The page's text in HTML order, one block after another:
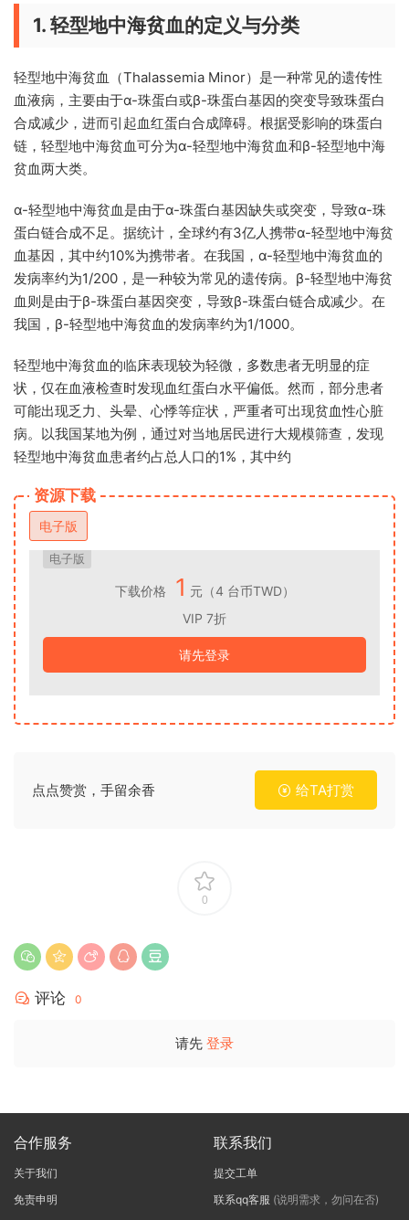
1. 轻型地中海贫血的定义与分类
轻型地中海贫血（Thalassemia Minor）是一种常见的遗传性
血液病，主要由于α-珠蛋白或β-珠蛋白基因的突变导致珠蛋白
合成减少，进而引起血红蛋白合成障碍。根据受影响的珠蛋白
链，轻型地中海贫血可分为α-轻型地中海贫血和β-轻型地中海
贫血两大类。
α-轻型地中海贫血是由于α-珠蛋白基因缺失或突变，导致α-珠
蛋白链合成不足。据统计，全球约有3亿人携带α-轻型地中海贫
血基因，其中约10%为携带者。在我国，α-轻型地中海贫血的
发病率约为1/200，是一种较为常见的遗传病。β-轻型地中海贫
血则是由于β-珠蛋白基因突变，导致β-珠蛋白链合成减少。在
我国，β-轻型地中海贫血的发病率约为1/1000。
轻型地中海贫血的临床表现较为轻微，多数患者无明显的症
状，仅在血液检查时发现血红蛋白水平偏低。然而，部分患者
可能出现乏力、头晕、心悸等症状，严重者可出现贫血性心脏
病。以我国某地为例，通过对当地居民进行大规模筛查，发现
轻型地中海贫血患者约占总人口的1%，其中约
资源下载
电子版
电子版
下载价格 1 元（4 台币TWD）
VIP 7折
请先登录
点点赞赏，手留余香 给TA打赏
0
评论 0
请先 登录
合作服务
关于我们
免责申明
联系我们
提交工单
联系qq客服 (说明需求，勿问在否)